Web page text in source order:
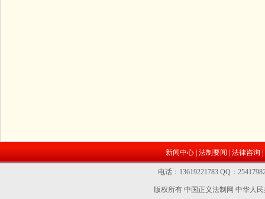
新闻中心 法制要闻 法律咨询
电话：13619221783 QQ：
版权所有 中国正义法制网中华人